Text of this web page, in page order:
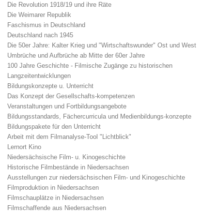
Die Revolution 1918/19 und ihre Räte
Die Weimarer Republik
Faschismus in Deutschland
Deutschland nach 1945
Die 50er Jahre: Kalter Krieg und "Wirtschaftswunder" Ost und West
Umbrüche und Aufbrüche ab Mitte der 60er Jahre
100 Jahre Geschichte - Filmische Zugänge zu historischen
Langzeitentwicklungen
Bildungskonzepte u. Unterricht
Das Konzept der Gesellschafts-kompetenzen
Veranstaltungen und Fortbildungsangebote
Bildungsstandards, Fächercurricula und Medienbildungs-konzepte
Bildungspakete für den Unterricht
Arbeit mit dem Filmanalyse-Tool "Lichtblick"
Lernort Kino
Niedersächsische Film- u. Kinogeschichte
Historische Filmbestände in Niedersachsen
Ausstellungen zur niedersächsischen Film- und Kinogeschichte
Filmproduktion in Niedersachsen
Filmschauplätze in Niedersachsen
Filmschaffende aus Niedersachsen